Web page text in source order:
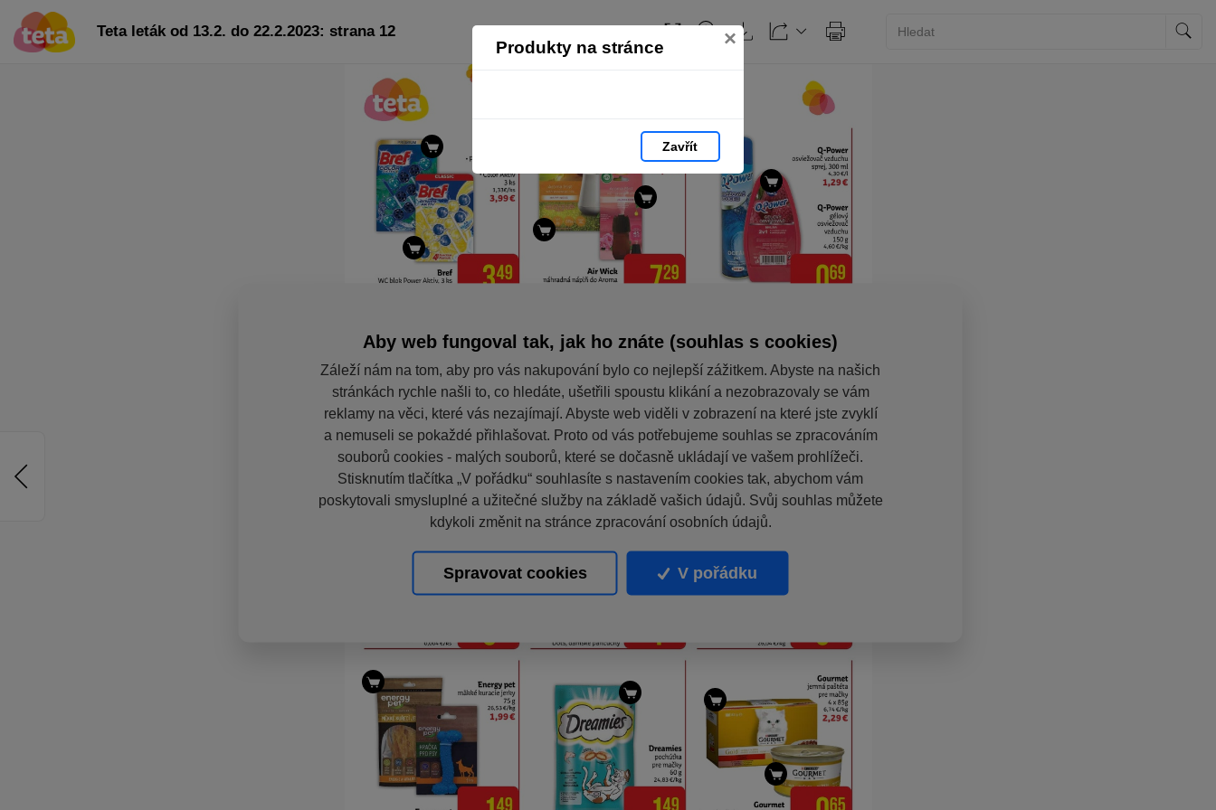
Produkty na stránce ×
Zavřít
Teta leták od 13.2. do 22.2.2023: strana 12
Aby web fungoval tak, jak ho znáte (souhlas s cookies)
Záleží nám na tom, aby pro vás nakupování bylo co nejlepší zážitkem. Abyste na našich
stránkách rychle našli to, co hledáte, ušetřili spoustu klikání a nezobrazovaly se vám
reklamy na věci, které vás nezajímají. Abyste web viděli v zobrazení na které jste zvyklí
a nemuseli se pokaždé přihlašovat. Proto od vás potřebujeme souhlas se zpracováním
souborů cookies - malých souborů, které se dočasně ukládají ve vašem prohlížeči.
Stisknutím tlačítka „V pořádku“ souhlasíte s nastavením cookies tak, abychom vám
poskytovali smysluplné a užitečné služby na základě vašich údajů. Svůj souhlas můžete
kdykoli změnit na stránce zpracování osobních údajů.
Spravovat cookies V pořádku